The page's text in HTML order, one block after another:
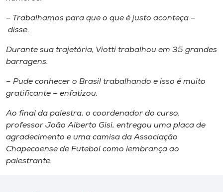
– Trabalhamos para que o que é justo aconteça –
disse.
Durante sua trajetória, Viotti trabalhou em 35 grandes
barragens.
– Pude conhecer o Brasil trabalhando e isso é muito
gratificante – enfatizou.
Ao final da palestra, o coordenador do curso,
professor João Alberto Gisi, entregou uma placa de
agradecimento e uma camisa da Associação
Chapecoense de Futebol como lembrança ao
palestrante.